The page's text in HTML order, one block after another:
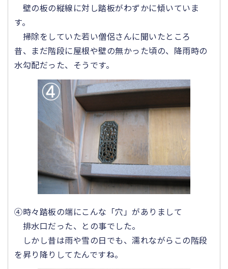
壁の板の縦線に対し踏板がわずかに傾いていま
す。
掃除をしていた若い僧侶さんに聞いたところ
昔、まだ階段に屋根や壁の無かった頃の、降雨時の
水勾配だった、そうです。
④時々踏板の端にこんな「穴」がありまして
排水口だった、との事でした。
しかし昔は雨や雪の日でも、濡れながらこの階段
を昇り降りしてたんですね。